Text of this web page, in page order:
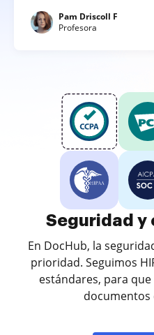
Pam Driscoll F
Profesora
Seguridad y
En DocHub, la
prioridad. Seguimos
estándares, para
documentos